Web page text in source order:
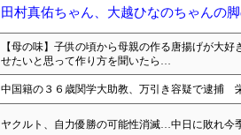
田村真佑ちゃん、大越ひなのちゃんの
【母の味】子供の頃から母親の作る唐揚げが大
せたいと思って作り方を聞いたら…
中国籍の３６歳関学大助教、万引き容疑で逮捕
ヤクルト、自力優勝の可能性消滅…中日に敗れ今